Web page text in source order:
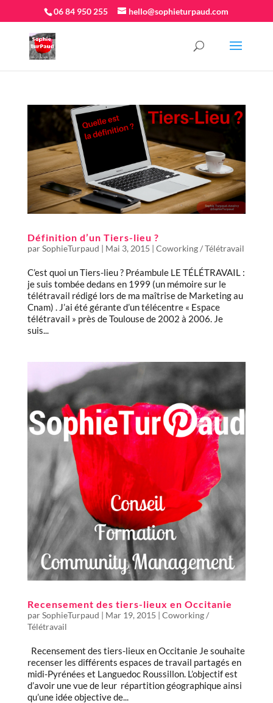
06 84 950 255 hello@sophieturpaud.com
Définition d’un Tiers-lieu ?
parSophieTurpaud | Mai 3, 2015 | Coworking / Télétravail
C’est quoi un Tiers-lieu ? Préambule LE TÉLÉTRAVAIL :
je suis tombée dedans en 1999 (un mémoire sur le
télétravail rédigé lors de ma maîtrise de Marketing au
Cnam) . J’ai été gérante d’un télécentre « Espace
télétravail » près de Toulouse de 2002 à 2006. Je
suis...
Recensement des tiers-lieux en Occitanie
parSophieTurpaud | Mar 19, 2015 | Coworking /
Télétravail
Recensement des tiers-lieux en Occitanie Je souhaite
recenser les différents espaces de travail partagés en
midi-Pyrénées et Languedoc Roussillon. L’objectif est
d’avoir une vue de leur répartition géographique ainsi
qu’une idée objective de...